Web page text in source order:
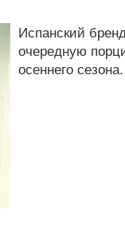
Испанский
очередную
осеннего сезона.